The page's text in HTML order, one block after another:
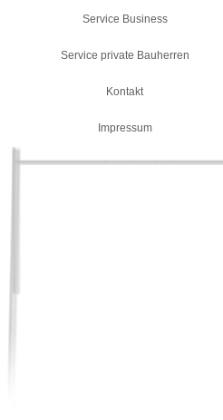
Service Business
Service private Bauherren
Kontakt
Impressum